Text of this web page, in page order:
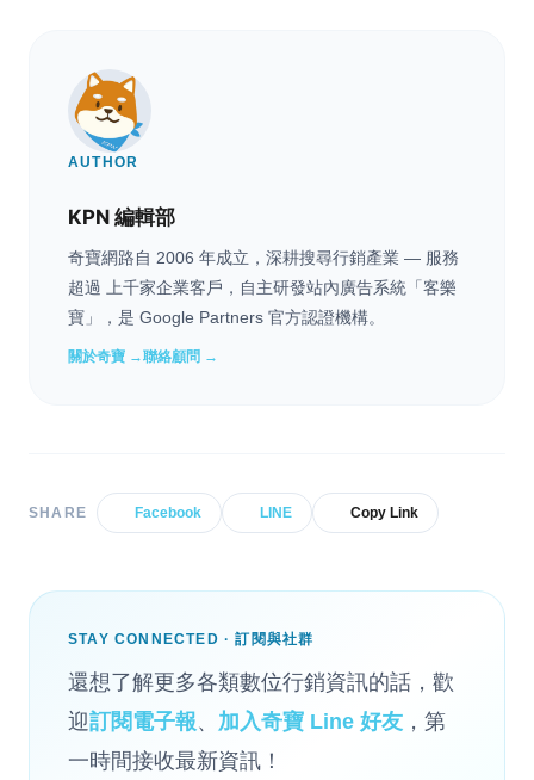
AUTHOR
KPN 編輯部
奇寶網路自 2006 年成立，深耕搜尋行銷產業 — 服務
超過 上千家企業客戶，自主研發站內廣告系統「客樂
寶」，是 Google Partners 官方認證機構。
關於奇寶 →聯絡顧問 →
SHARE Facebook LINE Copy Link
STAY CONNECTED · 訂閱與社群
還想了解更多各類數位行銷資訊的話，歡
迎訂閱電子報、 加入奇寶 Line 好友 ，第
一時間接收最新資訊！